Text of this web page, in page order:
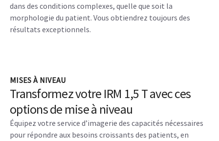
dans des conditions complexes, quelle que soit la
morphologie du patient. Vous obtiendrez toujours des
résultats exceptionnels.
MISES À NIVEAU
Transformez votre IRM 1,5 T avec ces
options de mise à niveau
Équipez votre service d’imagerie des capacités nécessaires
pour répondre aux besoins croissants des patients, en